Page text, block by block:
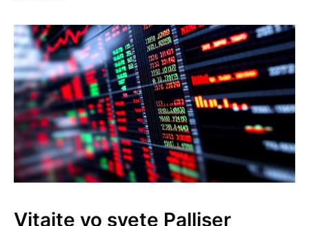
Vitajte vo svete Palliser